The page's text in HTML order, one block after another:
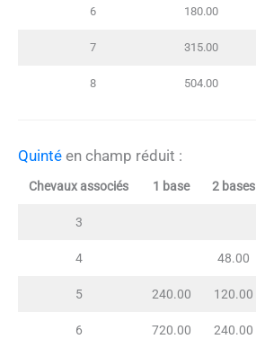
6 180.00
7 315.00
8 504.00
Quinté en champ réduit :
Chevaux associés 1 base 2 bases
3
4 48.00
5 240.00 120.00
6 720.00 240.00